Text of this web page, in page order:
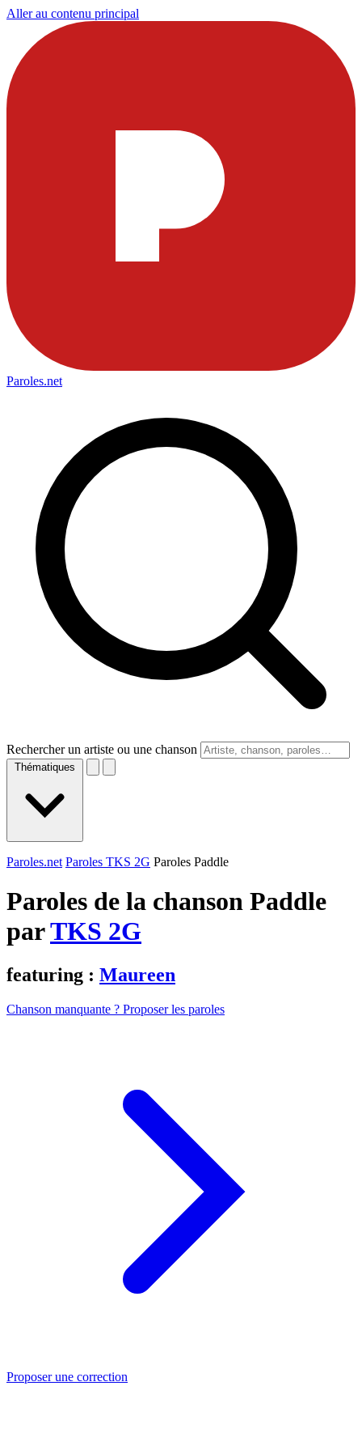
Aller au contenu principal
Paroles.net
Rechercher un artiste ou une chanson
Thématiques
Paroles.net Paroles TKS 2G Paroles Paddle
Paroles de la chanson Paddle
parTKS 2G
featuring : Maureen
Chanson manquante ? Proposer les paroles
Proposer une correction